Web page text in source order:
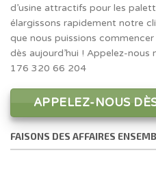
d’usine attractifs pour les
élargissons rapidement notre
que nous puissions
dès aujourd’hui ! Appelez-
176 320 66 204
APPELEZ-NOUS
FAISONS DES AFFAIRES